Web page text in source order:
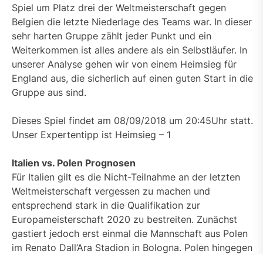
Spiel um Platz drei der Weltmeisterschaft gegen
Belgien die letzte Niederlage des Teams war. In dieser
sehr harten Gruppe zählt jeder Punkt und ein
Weiterkommen ist alles andere als ein Selbstläufer. In
unserer Analyse gehen wir von einem Heimsieg für
England aus, die sicherlich auf einen guten Start in die
Gruppe aus sind.
Dieses Spiel findet am 08/09/2018 um 20:45Uhr statt.
Unser Expertentipp ist Heimsieg – 1
Italien vs. Polen Prognosen
Für Italien gilt es die Nicht-Teilnahme an der letzten
Weltmeisterschaft vergessen zu machen und
entsprechend stark in die Qualifikation zur
Europameisterschaft 2020 zu bestreiten. Zunächst
gastiert jedoch erst einmal die Mannschaft aus Polen
im Renato Dall’Ara Stadion in Bologna. Polen hingegen